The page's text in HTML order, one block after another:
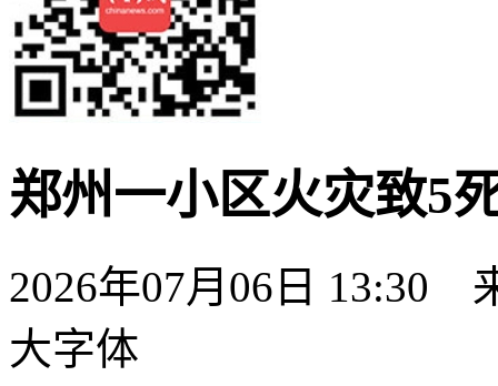
郑州一小区火灾致5
2026年07月06日 13:30
大字体